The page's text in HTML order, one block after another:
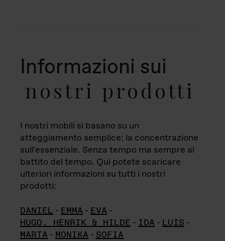
Informazioni sui
nostri prodotti
I nostri mobili si basano su un
atteggiamento semplice: la concentrazione
sull'essenziale. Senza tempo ma sempre al
battito del tempo. Qui potete scaricare
ulteriori informazioni su tutti i nostri
prodotti:
DANIEL - EMMA - EVA -
HUGO, HENRIK & HILDE - IDA - LUIS -
MARTA - MONIKA - SOFIA